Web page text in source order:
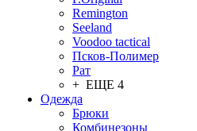
Remington
Seeland
Voodoo tactical
Псков-Полимер
Рат
+ ЕЩЕ 4
Одежда
Брюки
Комбинезоны